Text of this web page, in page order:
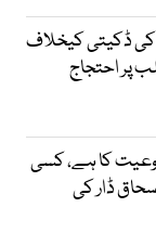
پر 65 لاکھ کی ڈکیتی کیخلاف
پر احتجاج
کا ہے، کسی
ڈار کی